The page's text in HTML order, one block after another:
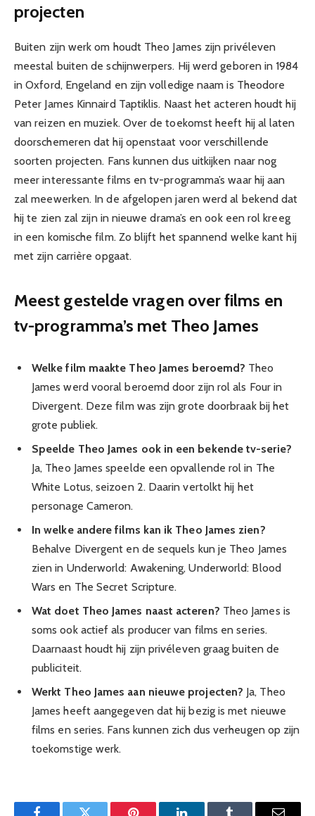
projecten
Buiten zijn werk om houdt Theo James zijn privéleven
meestal buiten de schijnwerpers. Hij werd geboren in 1984
in Oxford, Engeland en zijn volledige naam is Theodore
Peter James Kinnaird Taptiklis. Naast het acteren houdt hij
van reizen en muziek. Over de toekomst heeft hij al laten
doorschemeren dat hij openstaat voor verschillende
soorten projecten. Fans kunnen dus uitkijken naar nog
meer interessante films en tv-programma’s waar hij aan
zal meewerken. In de afgelopen jaren werd al bekend dat
hij te zien zal zijn in nieuwe drama’s en ook een rol kreeg
in een komische film. Zo blijft het spannend welke kant hij
met zijn carrière opgaat.
Meest gestelde vragen over films en
tv-programma’s met Theo James
Welke film maakte Theo James beroemd? Theo
James werd vooral beroemd door zijn rol als Four in
Divergent. Deze film was zijn grote doorbraak bij het
grote publiek.
Speelde Theo James ook in een bekende tv-serie?
Ja, Theo James speelde een opvallende rol in The
White Lotus, seizoen 2. Daarin vertolkt hij het
personage Cameron.
In welke andere films kan ik Theo James zien?
Behalve Divergent en de sequels kun je Theo James
zien in Underworld: Awakening, Underworld: Blood
Wars en The Secret Scripture.
Wat doet Theo James naast acteren? Theo James is
soms ook actief als producer van films en series.
Daarnaast houdt hij zijn privéleven graag buiten de
publiciteit.
Werkt Theo James aan nieuwe projecten? Ja, Theo
James heeft aangegeven dat hij bezig is met nieuwe
films en series. Fans kunnen zich dus verheugen op zijn
toekomstige werk.